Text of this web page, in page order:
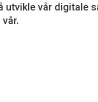
utvikle vår digitale